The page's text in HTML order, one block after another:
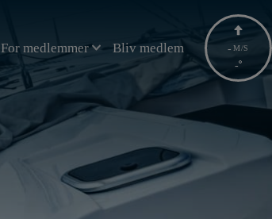
For medlemmer Bliv medlem - M/S
-